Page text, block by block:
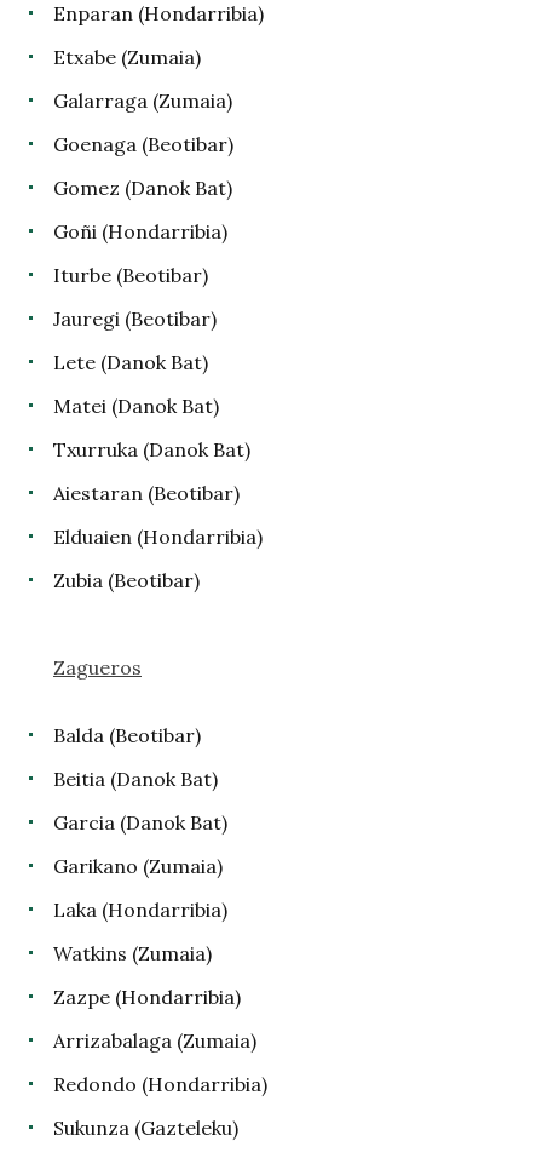
Enparan (Hondarribia)
Etxabe (Zumaia)
Galarraga (Zumaia)
Goenaga (Beotibar)
Gomez (Danok Bat)
Goñi (Hondarribia)
Iturbe (Beotibar)
Jauregi (Beotibar)
Lete (Danok Bat)
Matei (Danok Bat)
Txurruka (Danok Bat)
Aiestaran (Beotibar)
Elduaien (Hondarribia)
Zubia (Beotibar)
Zagueros
Balda (Beotibar)
Beitia (Danok Bat)
Garcia (Danok Bat)
Garikano (Zumaia)
Laka (Hondarribia)
Watkins (Zumaia)
Zazpe (Hondarribia)
Arrizabalaga (Zumaia)
Redondo (Hondarribia)
Sukunza (Gazteleku)